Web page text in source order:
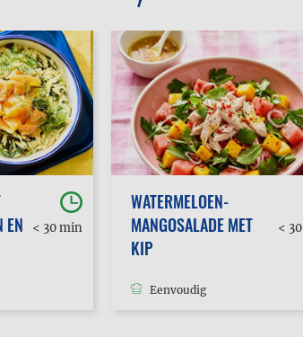
EN
< 30 min
WATERMELOEN-
MANGOSALADE MET
KIP
<
Eenvoudig